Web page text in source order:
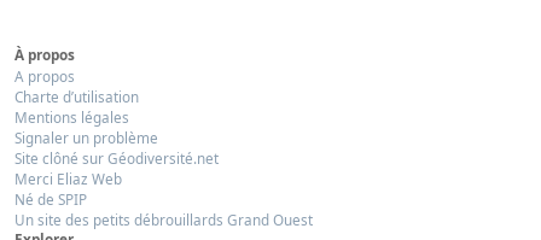
À propos
A propos
Charte d’utilisation
Mentions légales
Signaler un problème
Site clôné sur Géodiversité.net
Merci Eliaz Web
Né de SPIP
Un site des petits débrouillards Grand Ouest